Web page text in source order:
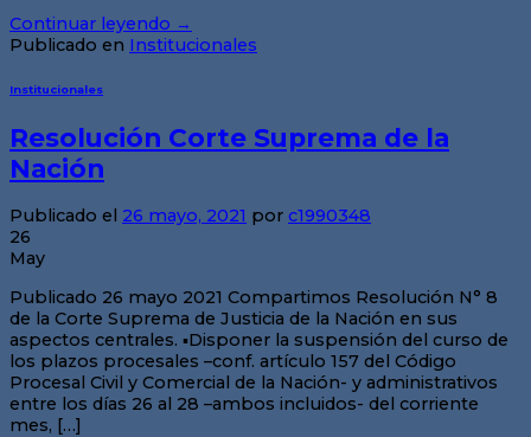
Continuar leyendo →
Publicado en Institucionales
Institucionales
Resolución Corte Suprema de la
Nación
Publicado el 26 mayo, 2021 por c1990348
26
May
Publicado 26 mayo 2021 Compartimos Resolución N° 8
de la Corte Suprema de Justicia de la Nación en sus
aspectos centrales. ▪️Disponer la suspensión del curso de
los plazos procesales –conf. artículo 157 del Código
Procesal Civil y Comercial de la Nación- y administrativos
entre los días 26 al 28 –ambos incluidos- del corriente
mes, […]